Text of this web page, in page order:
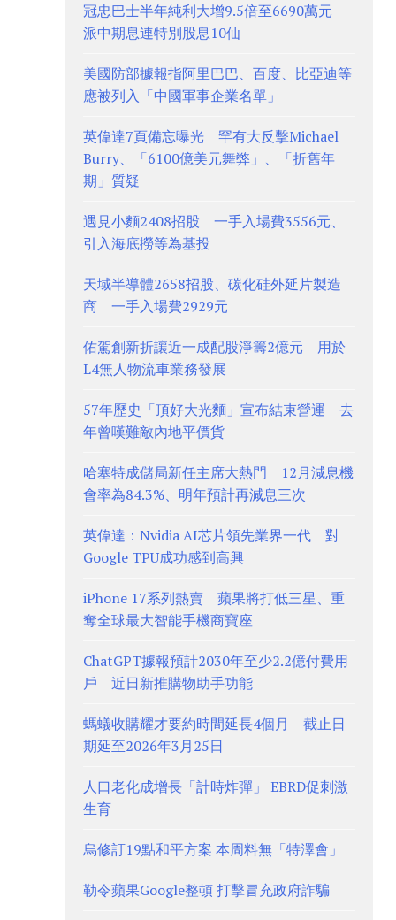
冠忠巴士半年純利大增9.5倍至6690萬元
派中期息連特別股息10仙
美國防部據報指阿里巴巴、百度、比亞迪等
應被列入「中國軍事企業名單」
英偉達7頁備忘曝光 罕有大反擊Michael
Burry、「6100億美元舞弊」、「折舊年
期」質疑
遇見小麵2408招股 一手入場費3556元、
引入海底撈等為基投
天域半導體2658招股、碳化硅外延片製造
商 一手入場費2929元
佑駕創新折讓近一成配股淨籌2億元 用於
L4無人物流車業務發展
57年歷史「頂好大光麵」宣布結束營運 去
年曾嘆難敵內地平價貨
哈塞特成儲局新任主席大熱門 12月減息機
會率為84.3%、明年預計再減息三次
英偉達：Nvidia AI芯片領先業界一代 對
Google TPU成功感到高興
iPhone 17系列熱賣 蘋果將打低三星、重
奪全球最大智能手機商寶座
ChatGPT據報預計2030年至少2.2億付費用
戶 近日新推購物助手功能
螞蟻收購耀才要約時間延長4個月 截止日
期延至2026年3月25日
人口老化成增長「計時炸彈」 EBRD促刺激
生育
烏修訂19點和平方案 本周料無「特澤會」
勒令蘋果Google整頓 打擊冒充政府詐騙